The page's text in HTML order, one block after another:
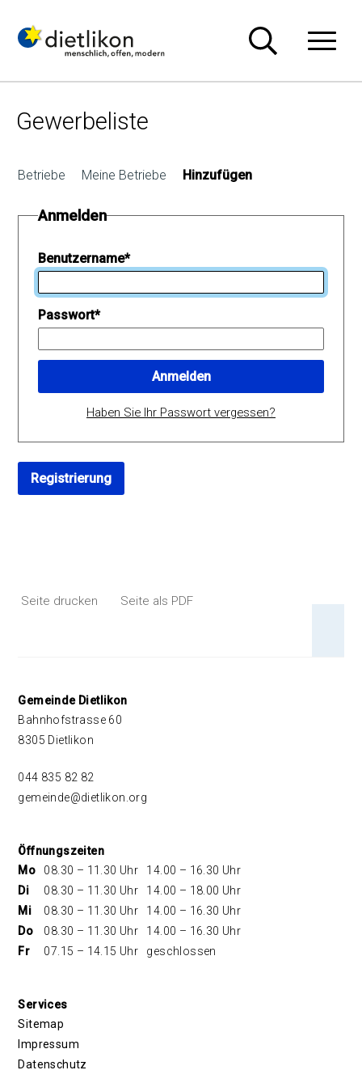
Gewerbeliste
Betriebe Meine Betriebe Hinzufügen
Anmelden
Benutzername*
Passwort*
Anmelden
Haben Sie Ihr Passwort vergessen?
Registrierung
Seite drucken Seite als PDF
Footer
Gemeinde Dietlikon
Bahnhofstrasse 60
8305 Dietlikon
044 835 82 82
gemeinde@dietlikon.org
Öffnungszeiten
Mo
08.30 – 11.30 Uhr
14.00 – 16.30 Uhr
Di
08.30 – 11.30 Uhr
14.00 – 18.00 Uhr
Mi
08.30 – 11.30 Uhr
14.00 – 16.30 Uhr
Do
08.30 – 11.30 Uhr
14.00 – 16.30 Uhr
Fr
07.15 – 14.15 Uhr geschlossen
Services
Sitemap
Impressum
Datenschutz